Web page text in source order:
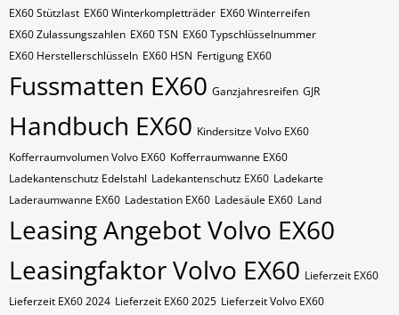
EX60 Stützlast EX60 Winterkompletträder EX60 Winterreifen
EX60 Zulassungszahlen EX60​​​​ TSN EX60​​​​ Typschlüsselnummer
EX60​​​​​ Herstellerschlüsseln EX60​​​​​ HSN Fertigung EX60
Fussmatten EX60 Ganzjahresreifen GJR
Handbuch EX60 Kindersitze Volvo EX60
Kofferraumvolumen Volvo EX60 Kofferraumwanne EX60
Ladekantenschutz Edelstahl Ladekantenschutz EX60 Ladekarte
Laderaumwanne EX60 Ladestation EX60 Ladesäule EX60 Land
Leasing Angebot Volvo EX60
Leasingfaktor Volvo EX60 Lieferzeit EX60
Lieferzeit EX60 2024 Lieferzeit EX60 2025 Lieferzeit Volvo EX60